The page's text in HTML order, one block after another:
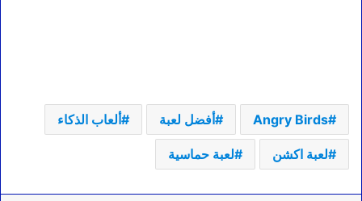
Angry Birds أفضل لعبة ألعاب الذكاء
لعبة اكشن لعبة حماسية